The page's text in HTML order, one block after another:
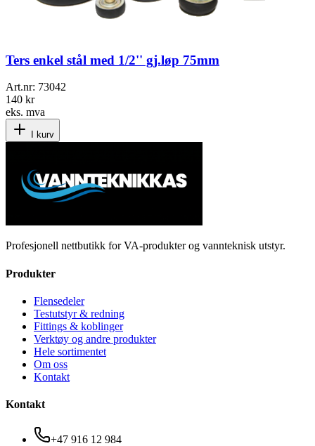
Ters enkel stål med 1/2'' gj.løp 75mm
Art.nr: 73042
140 kr
eks. mva
I kurv
Profesjonell nettbutikk for VA-produkter og vannteknisk utstyr.
Produkter
Flensedeler
Testutstyr & redning
Fittings & koblinger
Verktøy og andre produkter
Hele sortimentet
Om oss
Kontakt
Kontakt
+47 916 12 984